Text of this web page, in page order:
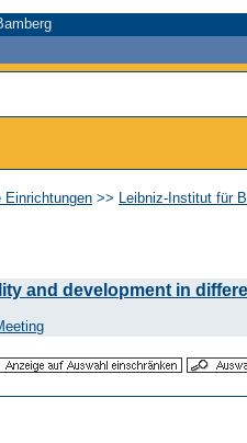
Einrichtungen >> Leibniz-Institut für
and development in